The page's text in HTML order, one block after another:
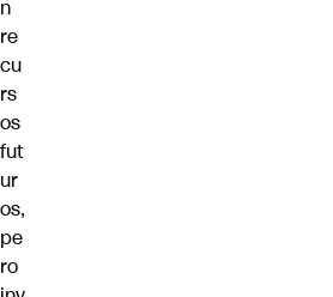
n
re
cu
rs
os
fut
ur
os,
pe
ro